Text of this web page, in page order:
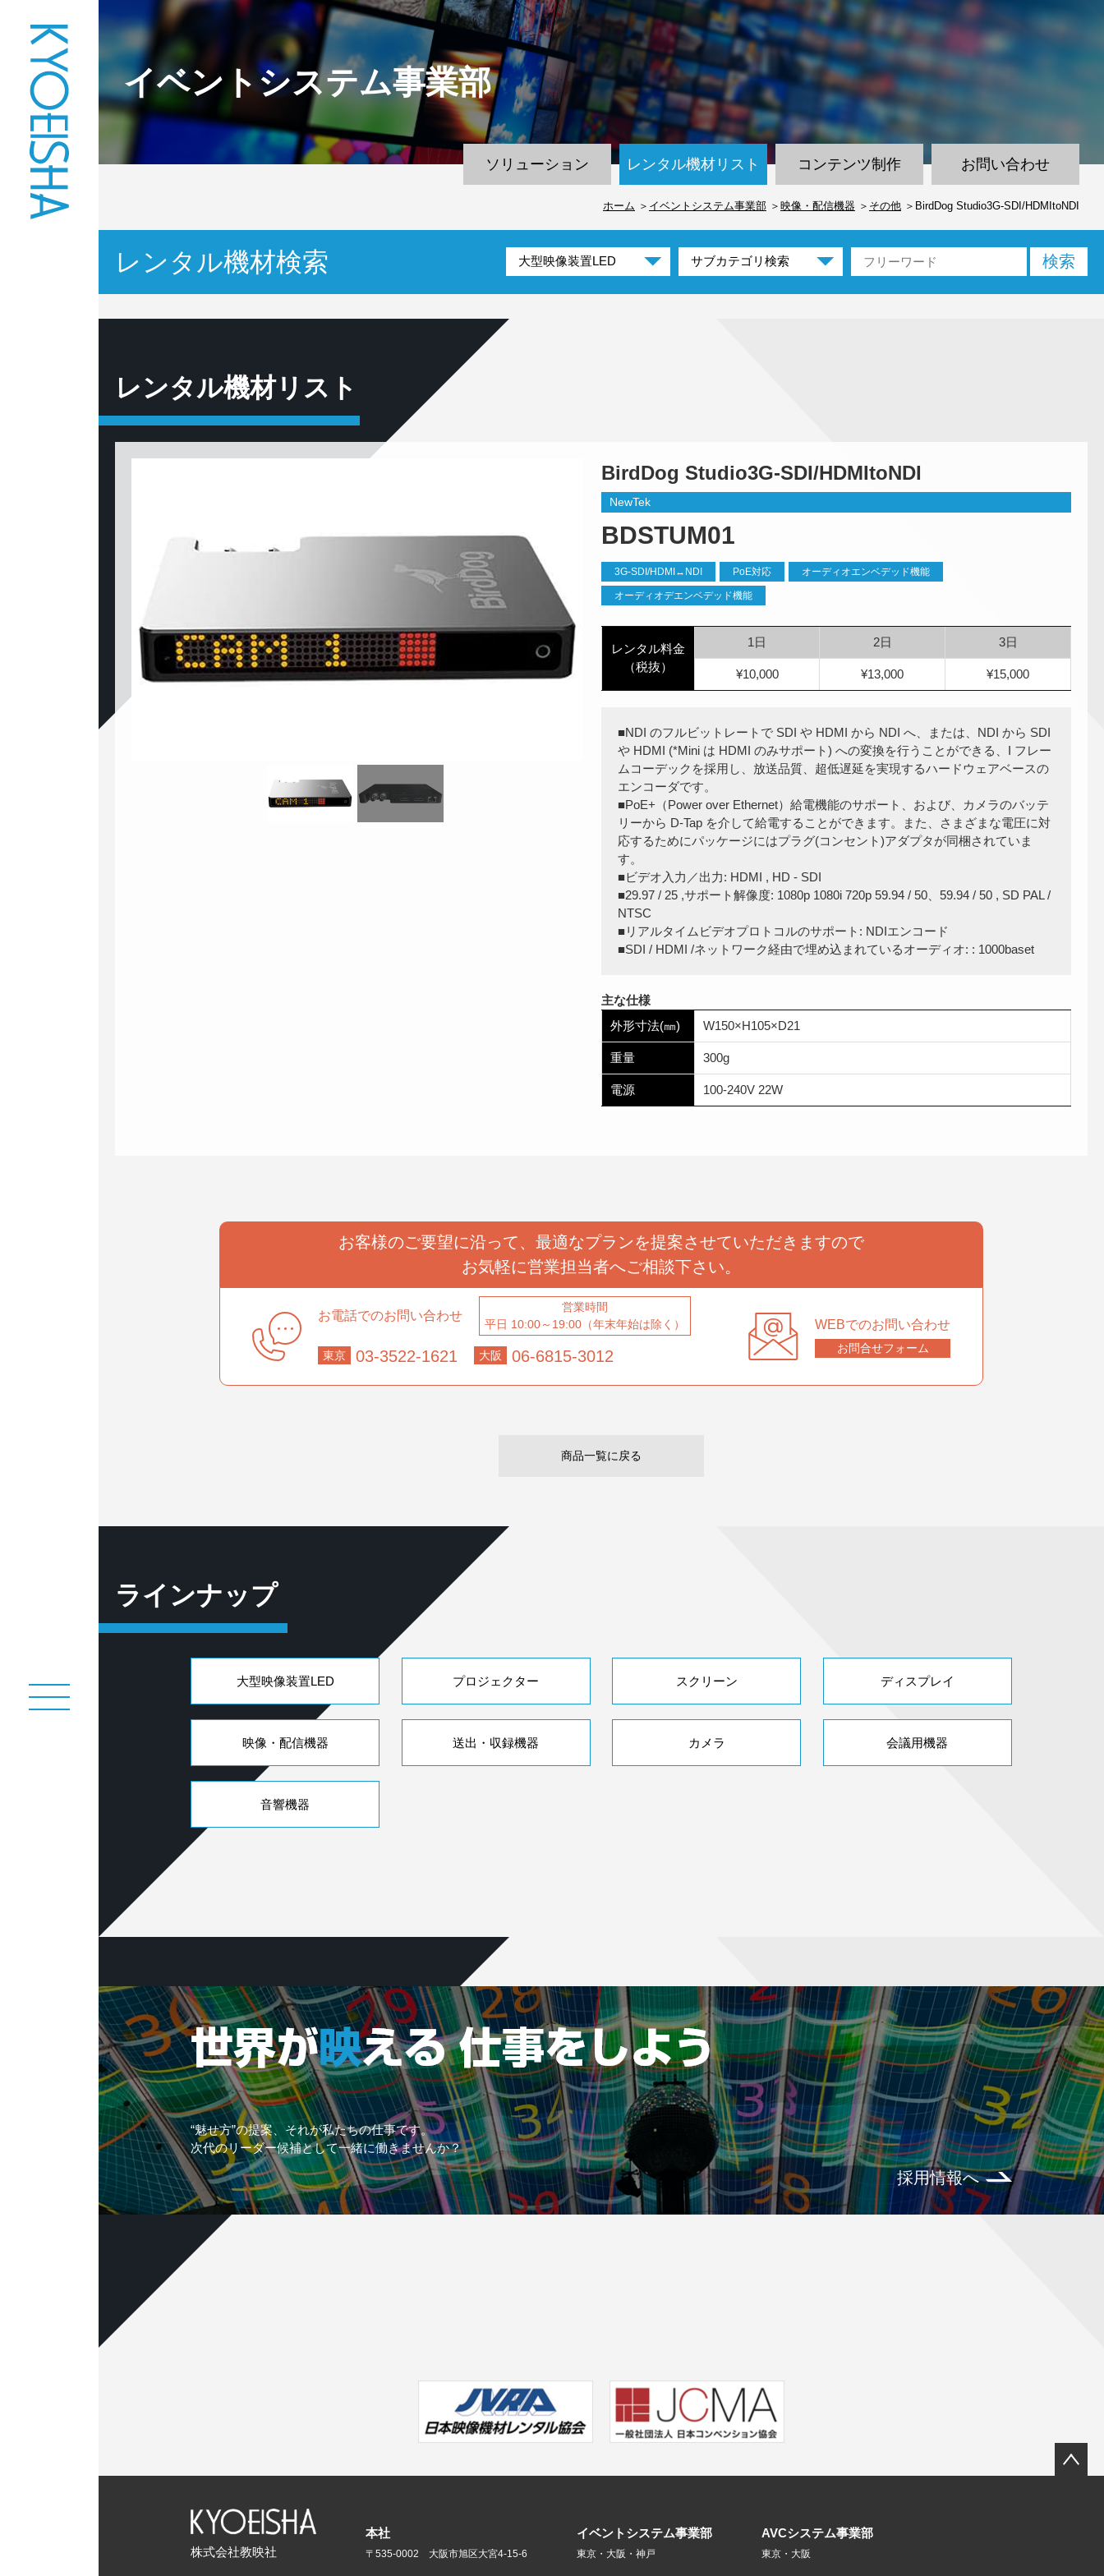
イベントシステム事業部
ソリューション レンタル機材リスト コンテンツ制作 お問い合わせ
ホーム イベントシステム事業部 映像・配信機器 その他 BirdDog Studio3G-SDI/HDMItoNDI
レンタル機材検索
レンタル機材リスト
BirdDog Studio3G-SDI/HDMItoNDI
NewTek
BDSTUM01
3G-SDI/HDMI↔︎NDI PoE対応 オーディオエンベデッド機能
オーディオデエンベデッド機能
レンタル料金
（税抜）
1日 2日 3日
¥10,000 ¥13,000 ¥15,000
■NDI のフルビットレートで SDI や HDMI から NDI へ、または、NDI から SDI
や HDMI (*Mini は HDMI のみサポート) への変換を行うことができる、I フレー
ムコーデックを採用し、放送品質、超低遅延を実現するハードウェアベースの
エンコーダです。
■PoE+（Power over Ethernet）給電機能のサポート、および、カメラのバッテ
リーから D-Tap を介して給電することができます。また、さまざまな電圧に対
応するためにパッケージにはプラグ(コンセント)アダプタが同梱されていま
す。
■ビデオ入力／出力: HDMI , HD - SDI
■29.97 / 25 ,サポート解像度: 1080p 1080i 720p 59.94 / 50、59.94 / 50 , SD PAL /
NTSC
■リアルタイムビデオプロトコルのサポート: NDIエンコード
■SDI / HDMI /ネットワーク経由で埋め込まれているオーディオ: : 1000baset
主な仕様
外形寸法(㎜)
W150×H105×D21
重量 300g
電源 100-240V 22W
お客様のご要望に沿って、 最適なプランを提案させていただきますので
お気軽に営業担当者へご相談下さい。
お電話でのお問い合わせ
営業時間
平日 10:00～19:00（年末年始は除く）
東京 03-3522-1621 大阪 06-6815-3012
WEBでのお問い合わせ
お問合せフォーム
商品一覧に戻る
ラインナップ
大型映像装置LED プロジェクター スクリーン ディスプレイ
映像・配信機器 送出・収録機器 カメラ 会議用機器
音響機器
“魅せ方”の提案、それが私たちの仕事です。
次代のリーダー候補として一緒に働きませんか？
採用情報へ
株式会社教映社
本社
〒535-0002 大阪市旭区大宮4-15-6
イベントシステム事業部
東京・大阪・神戸
AVCシステム事業部
東京・大阪